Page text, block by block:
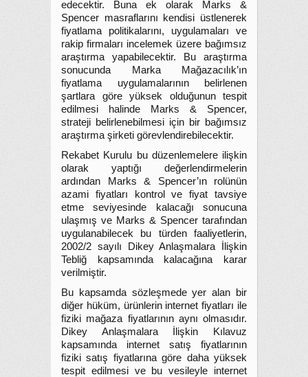
edecektir. Buna ek olarak Marks &
Spencer masraflarını kendisi üstlenerek
fiyatlama politikalarını, uygulamaları ve
rakip firmaları incelemek üzere bağımsız
araştırma yapabilecektir. Bu araştırma
sonucunda Marka Mağazacılık’ın
fiyatlama uygulamalarının belirlenen
şartlara göre yüksek olduğunun tespit
edilmesi halinde Marks & Spencer,
strateji belirlenebilmesi için bir bağımsız
araştırma şirketi görevlendirebilecektir.
Rekabet Kurulu bu düzenlemelere ilişkin
olarak yaptığı değerlendirmelerin
ardından Marks & Spencer’ın rolünün
azami fiyatları kontrol ve fiyat tavsiye
etme seviyesinde kalacağı sonucuna
ulaşmış ve Marks & Spencer tarafından
uygulanabilecek bu türden faaliyetlerin,
2002/2 sayılı Dikey Anlaşmalara İlişkin
Tebliğ kapsamında kalacağına karar
verilmiştir.
Bu kapsamda sözleşmede yer alan bir
diğer hüküm, ürünlerin internet fiyatları ile
fiziki mağaza fiyatlarının aynı olmasıdır.
Dikey Anlaşmalara İlişkin Kılavuz
kapsamında internet satış fiyatlarının
fiziki satış fiyatlarına göre daha yüksek
tespit edilmesi ve bu vesileyle internet